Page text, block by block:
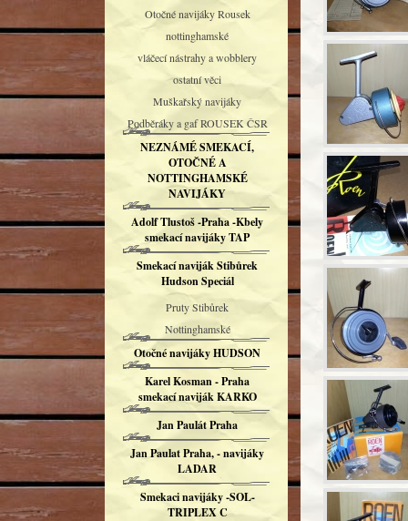
Otočné navijáky Rousek
nottinghamské
vláčecí nástrahy a wobblery
ostatní věci
Muškařský navijáky
Podběráky a gaf ROUSEK ČSR
NEZNÁMÉ SMEKACÍ,
OTOČNÉ A
NOTTINGHAMSKÉ
NAVIJÁKY
Adolf Tlustoš -Praha -Kbely
smekací navijáky TAP
Smekací naviják Stibůrek
Hudson Speciál
Pruty Stibůrek
Nottinghamské
Otočné navijáky HUDSON
Karel Kosman - Praha
smekací naviják KARKO
Jan Paulát Praha
Jan Paulat Praha, - navijáky
LADAR
Smekaci navijáky -SOL-
TRIPLEX C